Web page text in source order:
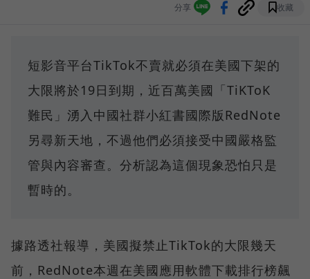
分享 收藏
短影音平台TikTok不賣就必須在美國下架的
大限將於19日到期，近百萬美國「TiKToK
難民」湧入中國社群小紅書國際版RedNote
另尋新天地，不過他們必須接受中國嚴格監
管與內容審查。分析認為這個現象恐怕只是
暫時的。
據路透社報導，美國擬禁止TikTok的大限幾天
前，RedNote本週在美國應用軟體下載排行榜飆